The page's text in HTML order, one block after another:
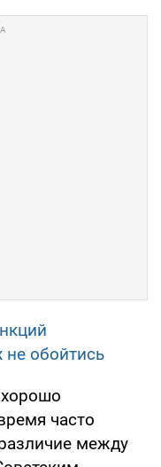
не обойтись
часто
между